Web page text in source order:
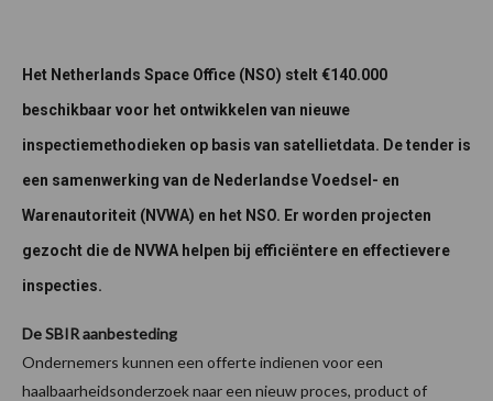
Het Netherlands Space Office (NSO) stelt €140.000
beschikbaar voor het ontwikkelen van nieuwe
inspectiemethodieken op basis van satellietdata. De tender is
een samenwerking van de Nederlandse Voedsel- en
Warenautoriteit (NVWA) en het NSO. Er worden projecten
gezocht die de NVWA helpen bij efficiëntere en effectievere
inspecties.
De SBIR aanbesteding
Ondernemers kunnen een offerte indienen voor een
haalbaarheidsonderzoek naar een nieuw proces, product of